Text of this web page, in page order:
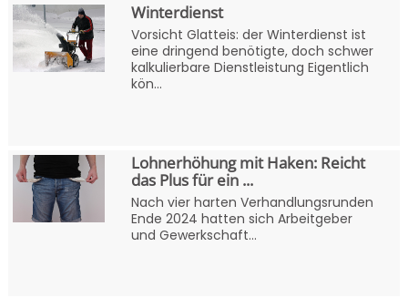
Winterdienst
Vorsicht Glatteis: der Winterdienst ist
eine dringend benötigte, doch schwer
kalkulierbare Dienstleistung Eigentlich
kön...
Lohnerhöhung mit Haken: Reicht
das Plus für ein ...
Nach vier harten Verhandlungsrunden
Ende 2024 hatten sich Arbeitgeber
und Gewerkschaft...